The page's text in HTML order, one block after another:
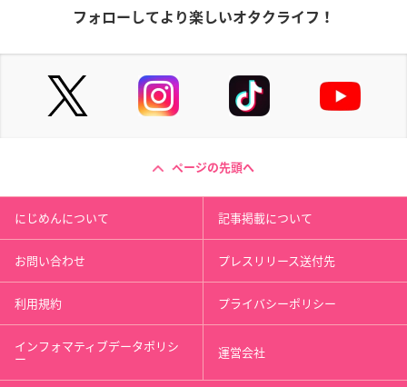
フォローしてより楽しいオタクライフ！
ページの先頭へ
にじめんについて 記事掲載について
お問い合わせ プレスリリース送付先
利用規約 プライバシーポリシー
インフォマティブデータポリシ
ー 運営会社